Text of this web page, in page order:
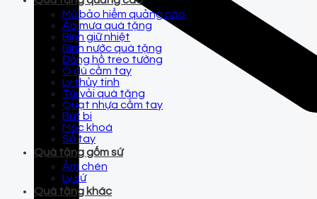
Mũ bảo hiểm quảng cáo
Áo mưa quà tặng
Bình giữ nhiệt
Bình nước quà tặng
Đồng hồ treo tường
Ô dù cầm tay
Ly thủy tinh
Túi vải quà tặng
Quạt nhựa cầm tay
Bút bi
Móc khoá
Sổ tay
Quà tặng gốm sứ
Ấm chén
Ly sứ
Quà tặng khác